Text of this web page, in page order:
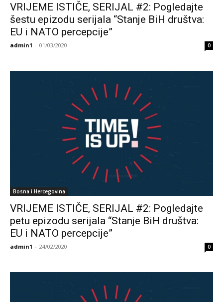
VRIJEME ISTIČE, SERIJAL #2: Pogledajte
šestu epizodu serijala “Stanje BiH društva:
EU i NATO percepcije”
admin1 - 01/03/2020 0
Bosna i Hercegovina
VRIJEME ISTIČE, SERIJAL #2: Pogledajte
petu epizodu serijala “Stanje BiH društva:
EU i NATO percepcije”
admin1 - 24/02/2020 0